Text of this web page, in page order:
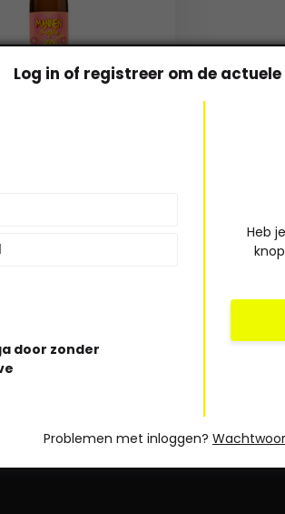
Log in of registreer om de actuele
door zonder
Heb
Problemen met inloggen?